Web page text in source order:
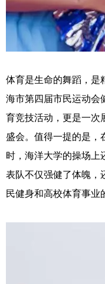
体育是生命的舞蹈，是
海市第四届市民运动会
育竞技活动，更是一次
盛会。值得一提的是，
时，海洋大学的操场上
表队不仅强健了体魄，
民健身和高校体育事业